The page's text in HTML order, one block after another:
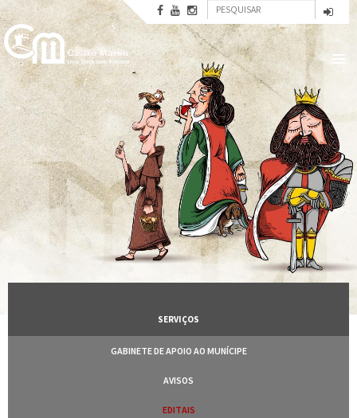
Passar
para
o
conteúdo
principal
Formulário
de
pesquisa
Pesquisar
SERVIÇOS
GABINETE DE APOIO AO MUNÍCIPE
AVISOS
EDITAIS